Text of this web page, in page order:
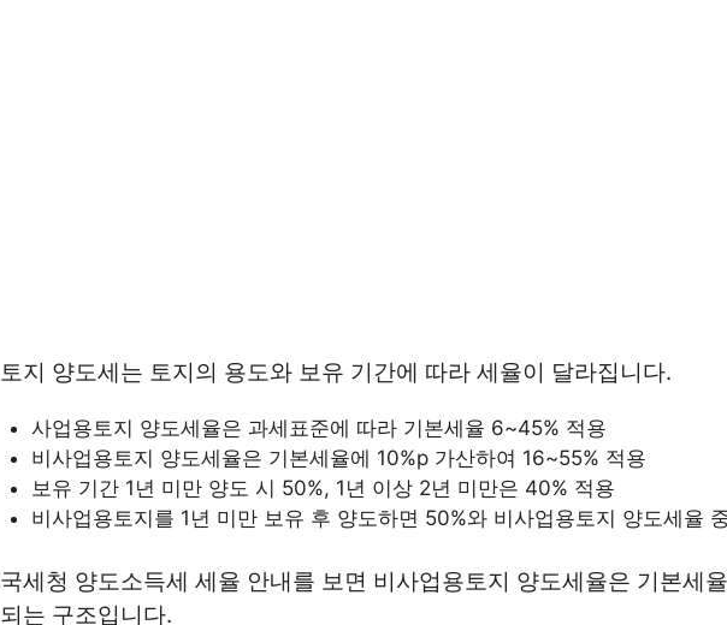
토지 양도세는 토지의 용도와 보유 기간에 따라 세율이 달라집니다.
사업용토지 양도세율은 과세표준에 따라 기본세율 6~45% 적용
비사업용토지 양도세율은 기본세율에 10%p 가산하여 16~55% 적용
보유 기간 1년 미만 양도 시 50%, 1년 이상 2년 미만은 40% 적용
비사업용토지를 1년 미만 보유 후 양도하면 50%와 비사업용토지 양도세율
국세청 양도소득세 세율 안내를 보면 비사업용토지 양도세율은 기본세
되는 구조입니다.